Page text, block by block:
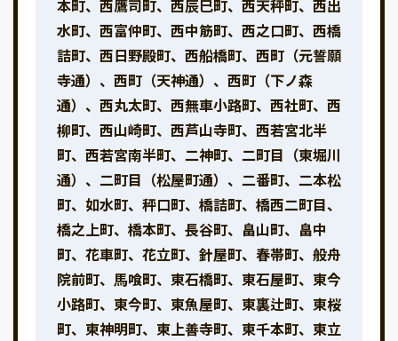
本町、西鷹司町、西辰巳町、西天秤町、西出
水町、西富仲町、西中筋町、西之口町、西橋
詰町、西日野殿町、西船橋町、西町（元誓願
寺通）、西町（天神通）、西町（下ノ森
通）、西丸太町、西無車小路町、西社町、西
柳町、西山崎町、西芦山寺町、西若宮北半
町、西若宮南半町、二神町、二町目（東堀川
通）、二町目（松屋町通）、二番町、二本松
町、如水町、秤口町、橋詰町、橋西二町目、
橋之上町、橋本町、長谷町、畠山町、畠中
町、花車町、花立町、針屋町、春帯町、般舟
院前町、馬喰町、東石橋町、東石屋町、東今
小路町、東今町、東魚屋町、東裏辻町、東桜
町、東神明町、東上善寺町、東千本町、東立